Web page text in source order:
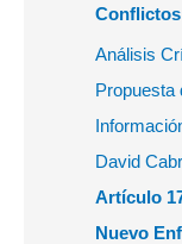
Análisis
Propuesta
David
Artículo
Nuevo